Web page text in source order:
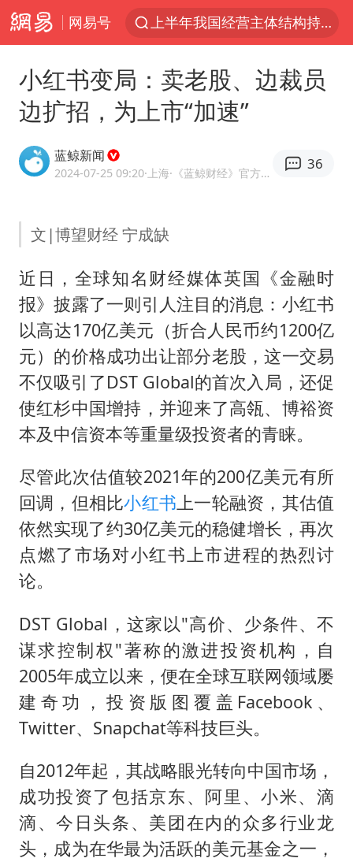
网易号
上半年我国经营主体结构持续优化
中国籍豪华游艇富商之子在泰国被杀
《披荆斩棘2026》阵容官宣
上海有出现龙卷潜势
《龙餐馆》 冲奖
2025年小学教师减少13.19万
女子发现前夫婚内与第三者育子
以军士兵把枪口对准中国记者
笔试第一被劝弃考涉事副校长被撤职
构建更高水平的全民健身公共服务体系
挡“张雪机车”民进党当局怕什么
灌溉水坝被隔成鱼塘 村民投诉20余年
奋力开创中国式现代化建设新局面
小红书变局：卖老股、边裁员
边扩招，为上市“加速”
蓝鲸新闻
2024-07-25 09:20·上海 ·《蓝鲸财经》官方网易号
36
文|博望财经 宁成缺
近日，全球知名财经媒体英国《金融时
报》披露了一则引人注目的消息：小红书
以高达170亿美元（折合人民币约1200亿
元）的价格成功出让部分老股，这一交易
不仅吸引了DST Global的首次入局，还促
使红杉中国增持，并迎来了高瓴、博裕资
本及中信资本等重量级投资者的青睐。
尽管此次估值较2021年的200亿美元有所
回调，但相比小红书上一轮融资，其估值
依然实现了约30亿美元的稳健增长，再次
点燃了市场对小红书上市进程的热烈讨
论。
DST Global，这家以"高价、少条件、不
谋求控制权"著称的激进投资机构，自
2005年成立以来，便在全球互联网领域屡
建奇功，投资版图覆盖Facebook、
Twitter、Snapchat等科技巨头。
自2012年起，其战略眼光转向中国市场，
成功投资了包括京东、阿里、小米、滴
滴、今日头条、美团在内的众多行业龙
头，成为在华最为活跃的美元基金之一，